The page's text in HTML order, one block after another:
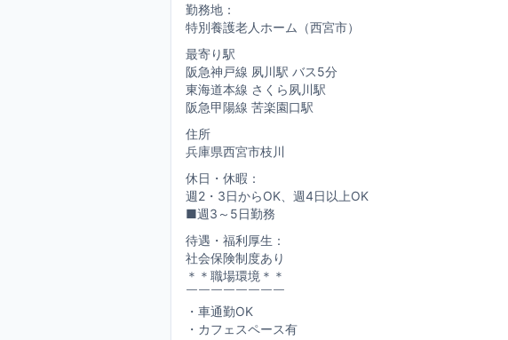
勤務地：
特別養護老人ホーム（西宮市）
最寄り駅
阪急神戸線 夙川駅 バス5分
東海道本線 さくら夙川駅
阪急甲陽線 苦楽園口駅
住所
兵庫県西宮市枝川
休日・休暇：
週2・3日からOK、週4日以上OK
■週3～5日勤務
待遇・福利厚生：
社会保険制度あり
＊＊職場環境＊＊
￣￣￣￣￣￣￣￣
・車通勤OK
・カフェスペース有